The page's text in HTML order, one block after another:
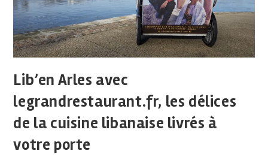
Lib’en Arles avec
legrandrestaurant.fr, les délices
de la cuisine libanaise livrés à
votre porte